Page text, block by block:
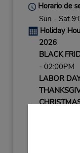
Horario de
Sun - Sat
Holiday
2026
BLACK
- 02:00PM
LABOR
NEW